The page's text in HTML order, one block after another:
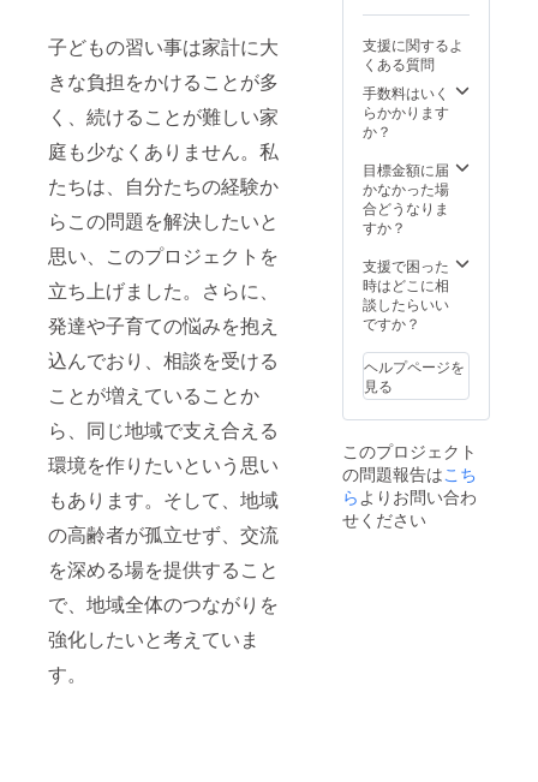
子どもの習い事は家計に大
きな負担をかけることが多
く、続けることが難しい家
庭も少なくありません。私
たちは、自分たちの経験か
らこの問題を解決したいと
思い、このプロジェクトを
立ち上げました。さらに、
発達や子育ての悩みを抱え
込んでおり、相談を受ける
ことが増えていることか
ら、同じ地域で支え合える
環境を作りたいという思い
もあります。そして、地域
の高齢者が孤立せず、交流
を深める場を提供すること
で、地域全体のつながりを
強化したいと考えていま
す。
支援に関するよ
くある質問
手数料はいく
らかかります
か？
目標金額に届
かなかった場
合どうなりま
すか？
支援で困った
時はどこに相
談したらいい
ですか？
ヘルプページを
見る
このプロジェクト
の問題報告はこち
らよりお問い合わ
せください